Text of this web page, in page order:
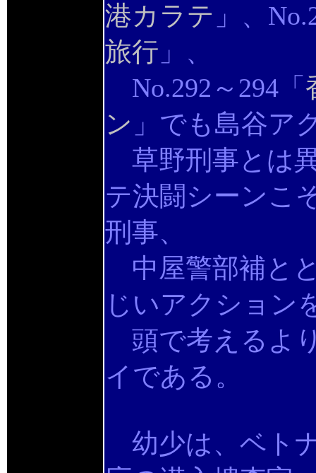
港カラテ 」、
旅行 」、
No.292～294「
ン 」でも島谷ア
草野刑事とは
テ決闘シーンこ
刑事、
中屋警部補と
じいアクション
頭で考えるよ
イである。
幼少は、ベト